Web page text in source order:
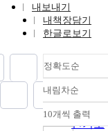
내보내기
내책장담기
한글로보기
정확도순
정확도
순
인기도
내림차순
내림차
10개씩 출력